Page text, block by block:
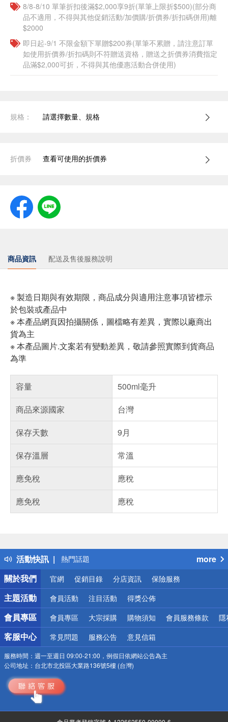
8/8-8/10 單筆折扣後滿$2,000享9折(單筆上限折$500)(部分商
品不適用，不得與其他促銷活動/加價購/折價券/折扣碼併用)離
$2000
即日起-9/1 不限金額下單贈$200券(單筆不累贈，請注意訂單
如使用折價券/折扣碼則不符贈送資格，贈送之折價券消費指定
品滿$2,000可折，不得與其他優惠活動合併使用)
規格： 請選擇數量、規格
折價券 查看可使用的折價券
商品資訊 配送及售後服務說明
※ 製造日期與有效期限，商品成分與適用注意事項皆標示
於包裝或產品中
※ 本產品網頁因拍攝關係，圖檔略有差異，實際以廠商出
貨為主
※ 本產品圖片.文案若有變動差異，敬請參照實際到貨商品
為準
容量
500ml毫升
商品來源國家
台灣
保存天數
9月
保存溫層
常溫
應免稅
應稅
應免稅
應稅
活動快訊
得獎公告
熱門話題
銀行優惠
偏遠地區配送
詐騙網頁！請小心！
more
關於我們
官網 促銷目錄 分店資訊 保險服務
主題活動 會員活動 注目活動 得獎公佈
會員專區 會員專區 大宗採購 購物須知 會員服務條款 隱
客服中心 常見問題 服務公告 意見信箱
服務時間： 週一至週日 09:00-21:00，例假日依網站公告為主
公司地址： 台北市北投區大業路136號5樓 (台灣)